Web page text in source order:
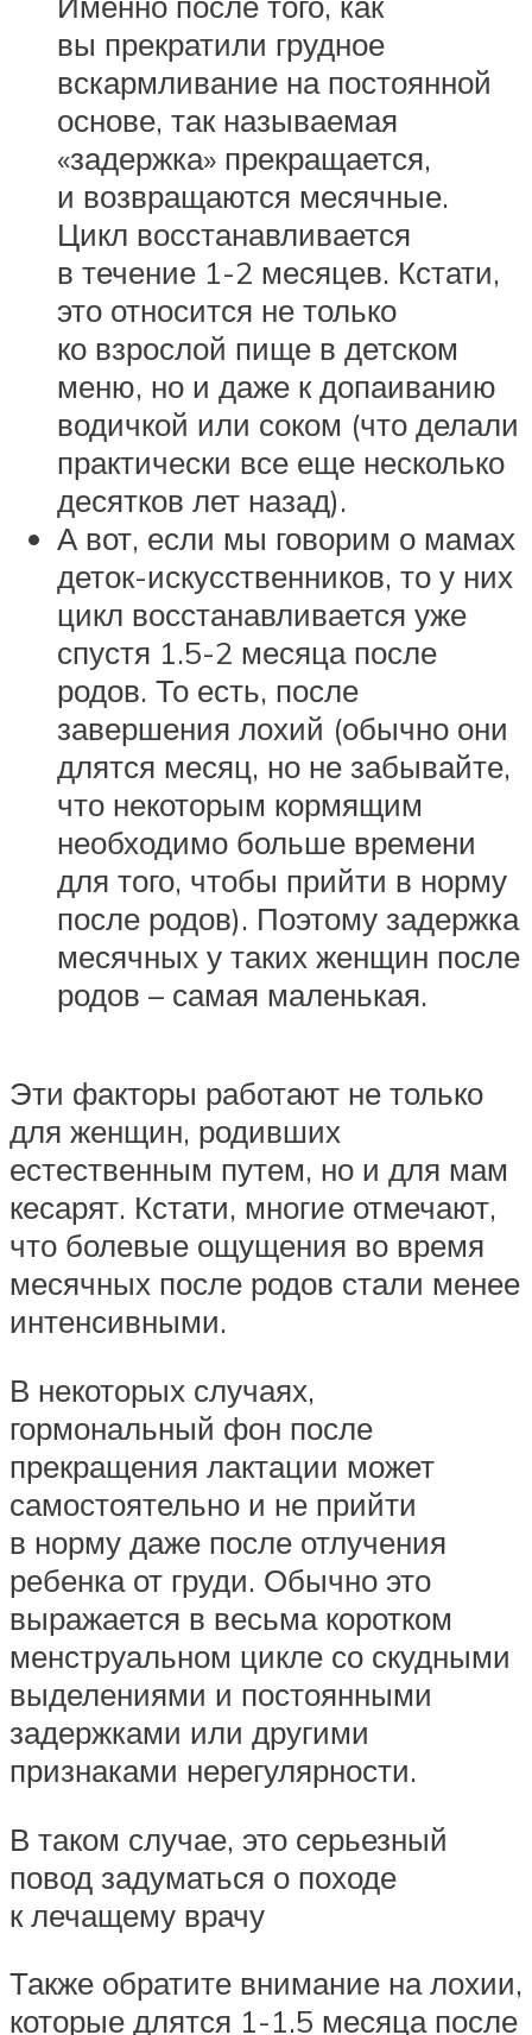
вы прекратили грудное
вскармливание на постоянной
основе, так называемая
«задержка» прекращается,
и возвращаются месячные.
Цикл восстанавливается
в течение 1-2 месяцев. Кстати,
это относится не только
ко взрослой пище в детском
меню, но и даже к допаиванию
водичкой или соком (что делали
практически все еще несколько
десятков лет назад).
А вот, если мы говорим о мамах
деток-искусственников, то у них
цикл восстанавливается уже
спустя 1.5-2 месяца после
родов. То есть, после
завершения лохий (обычно они
длятся месяц, но не забывайте,
что некоторым кормящим
необходимо больше времени
для того, чтобы прийти в норму
после родов). Поэтому задержка
месячных у таких женщин после
родов – самая маленькая.
Эти факторы работают не только
для женщин, родивших
естественным путем, но и для мам
кесарят. Кстати, многие отмечают,
что болевые ощущения во время
месячных после родов стали менее
интенсивными.
В некоторых случаях,
гормональный фон после
прекращения лактации может
самостоятельно и не прийти
в норму даже после отлучения
ребенка от груди. Обычно это
выражается в весьма коротком
менструальном цикле со скудными
выделениями и постоянными
задержками или другими
признаками нерегулярности.
В таком случае, это серьезный
повод задуматься о походе
к лечащему врачу
Также обратите внимание на лохии,
которые длятся 1-1.5 месяца после